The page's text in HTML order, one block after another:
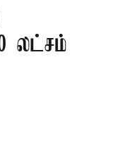
லட்சம்